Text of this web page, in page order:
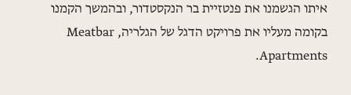
איתו הגשמנו את פנטזיית בר הנקסטדור, ובהמשך הקמנו
בקומה מעליו את פרויקט הדגל של הגלריה, Meatbar
Apartments.